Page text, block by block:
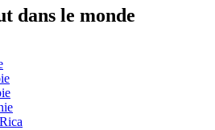
dans le monde